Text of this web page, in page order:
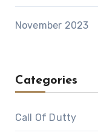
November 2023
Categories
Call Of Dutty